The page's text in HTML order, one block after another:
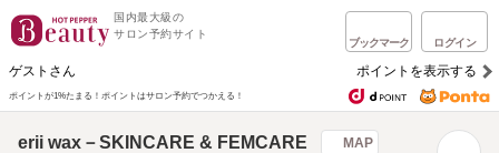
国内最大級の
サロン予約サイト
ブックマーク ログイン
ゲストさん ポイントを表示する
ポイントが1%たまる！ ポイントはサロン予約でつかえる！
erii wax－SKINCARE & FEMCARE MAP